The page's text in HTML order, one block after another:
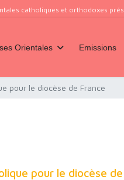
catholiques et orthodoxes
Orientales Emissions
pour le diocèse de France
pour le diocèse de